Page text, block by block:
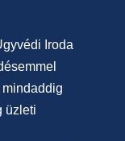
Iroda
üzleti